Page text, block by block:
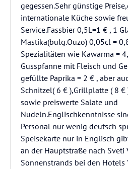
gegessen.Sehr günstige
internationale Küche sowie
Service.Fassbier 0,5L=1 € , 1
Mastika(bulg.Ouzo) 0,05cl =
Spezialitäten wie Kawarma =
Gusspfanne mit Fleisch und
gefüllte Paprika = 2 € , aber
Schnitzel( 6 € ),Grillplatte ( 8 €
sowie preiswerte Salate und
Nudeln.Englischkenntnisse
Personal nur wenig deutsch
Speisekarte nur in Englisch
an der Hauptstraße nach Sveti
Sonnenstrands bei den Hotels